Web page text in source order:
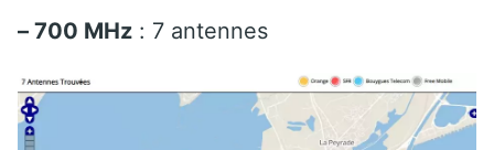
– 700 MHz : 7 antennes